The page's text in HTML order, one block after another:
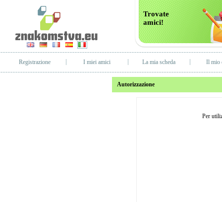
Trovate
amici!
Registrazione I miei amici La mia scheda Il mio
Autorizzazione
Per